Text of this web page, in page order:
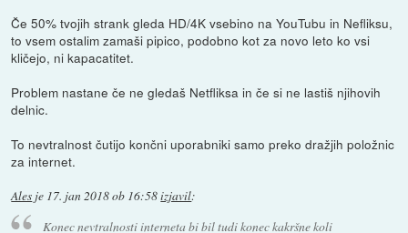
Če 50% tvojih strank gleda HD/4K vsebino na YouTubu in Nefliksu,
to vsem ostalim zamaši pipico, podobno kot za novo leto ko vsi
kličejo, ni kapacatitet.
Problem nastane če ne gledaš Netfliksa in če si ne lastiš njihovih
delnic.
To nevtralnost čutijo končni uporabniki samo preko dražjih položnic
za internet.
Ales je 17. jan 2018 ob 16:58izjavil:
Konec nevtralnosti interneta bi bil tudi konec kakršne koli